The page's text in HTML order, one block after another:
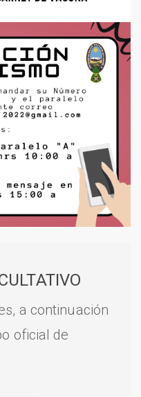
a continuación
oficial de